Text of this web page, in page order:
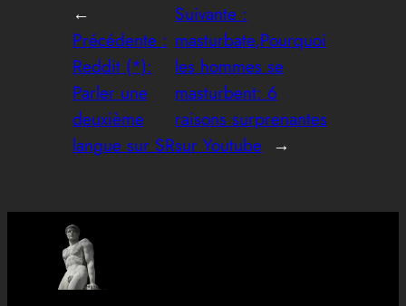
←
Précédente :
Reddit (*):
Parler une
deuxième
langue sur SR
Suivante :
masturbate,Pourquoi
les hommes se
masturbent: 6
raisons surprenantes
sur Youtube →